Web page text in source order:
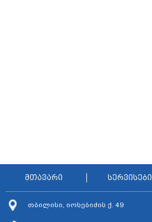
მთავარი სერვისები
თბილისი, იოსებიძის ქ. 49